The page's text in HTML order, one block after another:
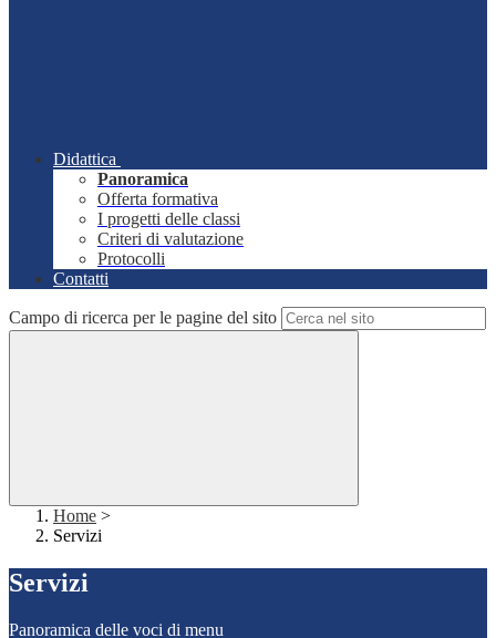
Didattica
Panoramica
Offerta formativa
I progetti delle classi
Criteri di valutazione
Protocolli
Contatti
Campo di ricerca per le pagine del sito
Home >
Servizi
Servizi
Panoramica delle voci di menu